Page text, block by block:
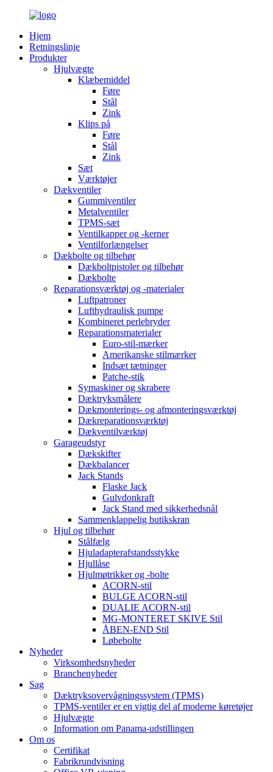
Hjem
Retningslinje
Produkter
Hjulvægte
Klæbemiddel
Føre
Stål
Zink
Klips på
Føre
Stål
Zink
Sæt
Værktøjer
Dækventiler
Gummiventiler
Metalventiler
TPMS-sæt
Ventilkapper og -kerner
Ventilforlængelser
Dækbolte og tilbehør
Dækboltpistoler og tilbehør
Dækbolte
Reparationsværktøj og -materialer
Luftpatroner
Lufthydraulisk pumpe
Kombineret perlebryder
Reparationsmaterialer
Euro-stil-mærker
Amerikanske stilmærker
Indsæt tætninger
Patche-stik
Symaskiner og skrabere
Dæktryksmålere
Dækmonterings- og afmonteringsværktøj
Dækreparationsværktøj
Dækventilværktøj
Garageudstyr
Dækskifter
Dækbalancer
Jack Stands
Flaske Jack
Gulvdonkraft
Jack Stand med sikkerhedsnål
Sammenklappelig butikskran
Hjul og tilbehør
Stålfælg
Hjuladapterafstandsstykke
Hjullåse
Hjulmøtrikker og -bolte
ACORN-stil
BULGE ACORN-stil
DUALIE ACORN-stil
MG-MONTERET SKIVE Stil
ÅBEN-END Stil
Løbebolte
Nyheder
Virksomhedsnyheder
Branchenyheder
Sag
Dæktryksovervågningssystem (TPMS)
TPMS-ventiler er en vigtig del af moderne køretøjer
Hjulvægte
Information om Panama-udstillingen
Om os
Certifikat
Fabrikrundvisning